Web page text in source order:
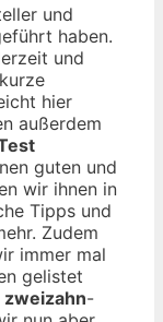
und
haben.
und
hier
außerdem
guten und
wir ihnen in
Tipps und
Zudem
immer mal
gelistet
zweizahn-